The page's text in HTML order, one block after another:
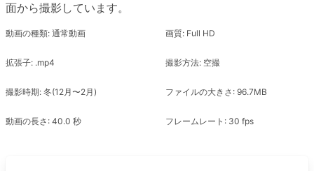
面から撮影しています。
動画の種類: 通常動画 画質: Full HD
拡張子: .mp4 撮影方法: 空撮
撮影時期: 冬(12月〜2月) ファイルの大きさ: 96.7MB
動画の長さ: 40.0 秒 フレームレート: 30 fps